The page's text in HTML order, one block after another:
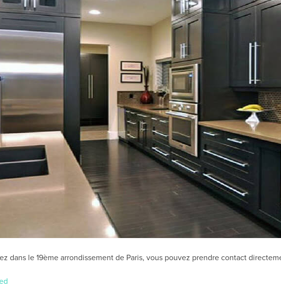
dans le 19ème arrondissement de Paris, vous pouvez prendre contact